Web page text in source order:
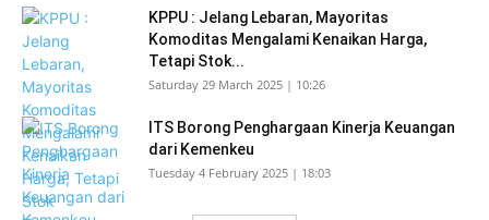
KPPU : Jelang Lebaran, Mayoritas
Komoditas Mengalami Kenaikan Harga,
Tetapi Stok...
Saturday 29 March 2025 | 10:26
ITS Borong Penghargaan Kinerja Keuangan
dari Kemenkeu
Tuesday 4 February 2025 | 18:03